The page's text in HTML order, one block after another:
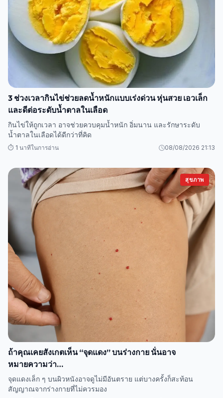
3 ช่วงเวลากินไข่ช่วยลดน้ำหนักแบบเร่งด่วน หุ่นสวย เอวเล็ก
และดีต่อระดับน้ำตาลในเลือด
กินไข่ให้ถูกเวลา อาจช่วยควบคุมน้ำหนัก อิ่มนาน และรักษาระดับ
น้ำตาลในเลือดได้ดีกว่าที่คิด
⏱️ 1 นาทีในการอ่าน 08/08/2026 21:13
สุขภาพ
ถ้าคุณเคยสังเกตเห็น “จุดแดง” บนร่างกาย นั่นอาจ
หมายความว่า…
จุดแดงเล็ก ๆ บนผิวหนังอาจดูไม่มีอันตราย แต่บางครั้งก็สะท้อน
สัญญาณจากร่างกายที่ไม่ควรมอง